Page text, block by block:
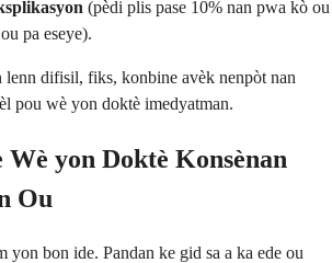
(pèdi plis pase 10% nan pwa kò ou
pa eseye).
lenn difisil, fiks, konbine avèk nenpòt nan
pou wè yon doktè imedyatman.
Wè yon Doktè Konsènan
Ou
yon bon ide. Pandan ke gid sa a ka ede ou